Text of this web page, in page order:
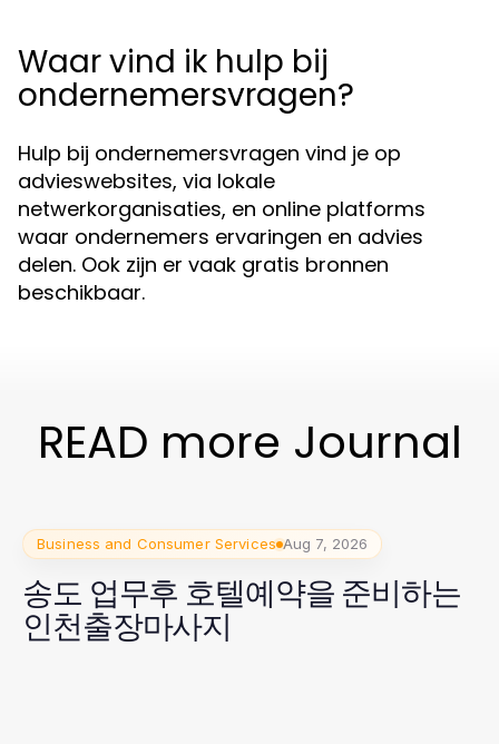
Waar vind ik hulp bij
ondernemersvragen?
Hulp bij ondernemersvragen vind je op
advieswebsites, via lokale
netwerkorganisaties, en online platforms
waar ondernemers ervaringen en advies
delen. Ook zijn er vaak gratis bronnen
beschikbaar.
READ more Journal
Business and Consumer Services Aug 7, 2026
송도 업무후 호텔예약을 준비하는
인천출장마사지